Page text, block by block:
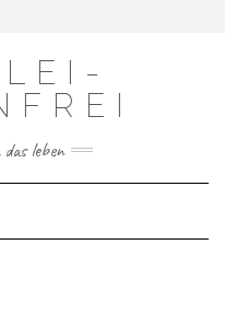
leben
Navigation